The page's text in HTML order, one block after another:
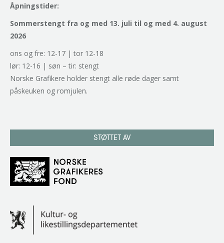
Åpningstider:
Sommerstengt fra og med 13. juli til og med 4. august
2026
ons og fre: 12-17 | tor 12-18
lør: 12-16 | søn – tir: stengt
Norske Grafikere holder stengt alle røde dager samt
påskeuken og romjulen.
STØTTET AV